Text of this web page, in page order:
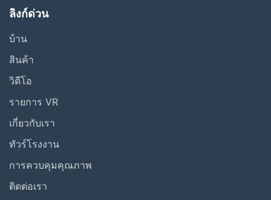
สพม
บริษัทพีซีบีวงแหวน
สั่ง PCBA
PCBA 100% การตรวจ AOI หลัง SMT
การทดสอบ PCBA
ลิงก์ด่วน
บ้าน
สินค้า
วิดีโอ
รายการ VR
เกี่ยวกับเรา
ทัวร์โรงงาน
การควบคุมคุณภาพ
ติดต่อเรา